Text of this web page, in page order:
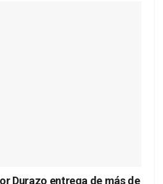
Durazo entrega de más de